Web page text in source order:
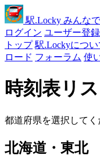
駅.Locky みんな
ログイン ユーザー登録
トップ 駅.Lockyについ
ロード フォーラム 使
時刻表リス
都道府県を選択してく
北海道・東北